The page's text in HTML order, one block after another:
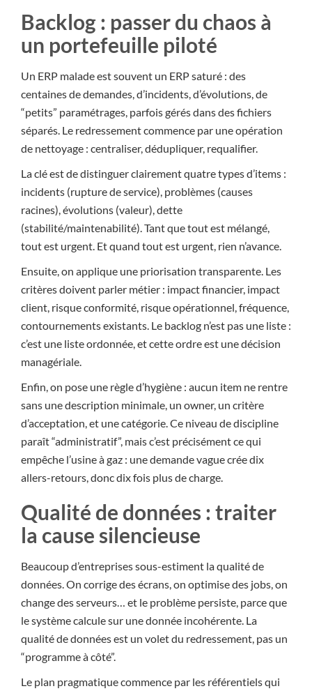
Backlog : passer du chaos à
un portefeuille piloté
Un ERP malade est souvent un ERP saturé : des
centaines de demandes, d’incidents, d’évolutions, de
“petits” paramétrages, parfois gérés dans des fichiers
séparés. Le redressement commence par une opération
de nettoyage : centraliser, dédupliquer, requalifier.
La clé est de distinguer clairement quatre types d’items :
incidents (rupture de service), problèmes (causes
racines), évolutions (valeur), dette
(stabilité/maintenabilité). Tant que tout est mélangé,
tout est urgent. Et quand tout est urgent, rien n’avance.
Ensuite, on applique une priorisation transparente. Les
critères doivent parler métier : impact financier, impact
client, risque conformité, risque opérationnel, fréquence,
contournements existants. Le backlog n’est pas une liste :
c’est une liste ordonnée, et cette ordre est une décision
managériale.
Enfin, on pose une règle d’hygiène : aucun item ne rentre
sans une description minimale, un owner, un critère
d’acceptation, et une catégorie. Ce niveau de discipline
paraît “administratif”, mais c’est précisément ce qui
empêche l’usine à gaz : une demande vague crée dix
allers-retours, donc dix fois plus de charge.
Qualité de données : traiter
la cause silencieuse
Beaucoup d’entreprises sous-estiment la qualité de
données. On corrige des écrans, on optimise des jobs, on
change des serveurs… et le problème persiste, parce que
le système calcule sur une donnée incohérente. La
qualité de données est un volet du redressement, pas un
“programme à côté”.
Le plan pragmatique commence par les référentiels qui